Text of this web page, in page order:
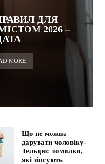
ДЛЯ
2026 –
MORE
Що не можна
дарувати чоловіку-
Тельцю: помилки,
які зіпсують